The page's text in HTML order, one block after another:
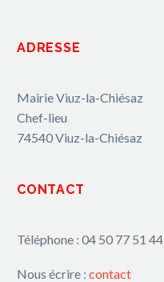
ADRESSE
Mairie Viuz-la-Chiésaz
Chef-lieu
74540 Viuz-la-Chiésaz
CONTACT
Téléphone : 04 50 77 51 44
Nous écrire : contact